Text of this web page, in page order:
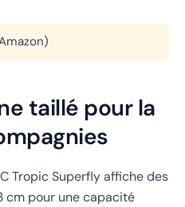
taillé pour la
Tropic Superfly affiche des
cm pour une capacité